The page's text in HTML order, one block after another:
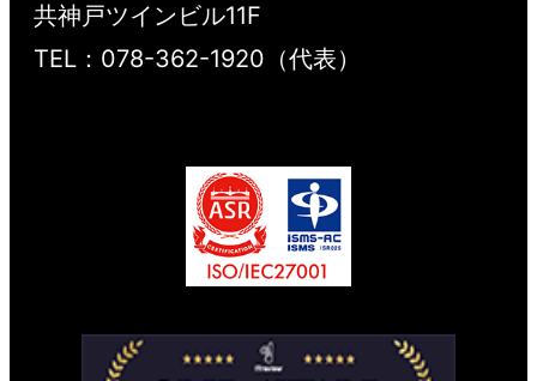
共神戸ツインビル11F
TEL：078-362-1920（代表）